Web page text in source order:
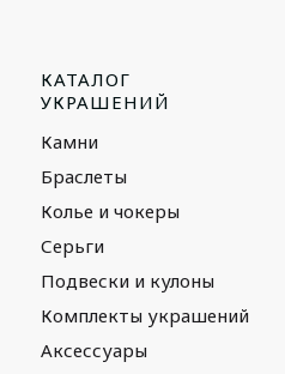
КАТАЛОГ
УКРАШЕНИЙ
Камни
Браслеты
Колье и чокеры
Серьги
Подвески и кулоны
Комплекты украшений
Аксессуары